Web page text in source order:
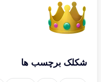
شکلک برچسب ها